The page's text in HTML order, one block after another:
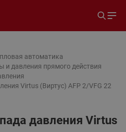
автоматика
и давления прямого действия
Virtus (Виртус) AFP 2/VFG 22
давления Virtus